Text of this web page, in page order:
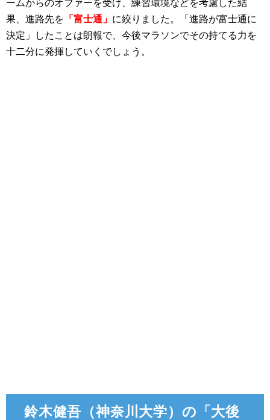
ームからのオファーを受け、練習環境などを考慮した結
果、進路先を 「富士通」 に絞りました。「進路が富士通に
決定」したことは朗報で、今後マラソンでその持てる力を
十二分に発揮していくでしょう。
鈴木健吾（神奈川大学）の「大後